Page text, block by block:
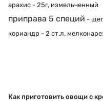
арахис - 25г, измельченный
приправа 5 специй -
кориандр - 2 ст.л.
Как приготовить овощи с